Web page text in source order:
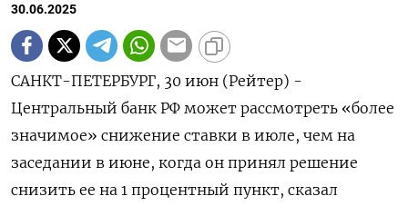
30.06.2025
САНКТ-ПЕТЕРБУРГ, 30 июн (Рейтер) -
Центральный банк РФ может рассмотреть «более
значимое» снижение ставки в июле, чем на
заседании в июне, когда он принял решение
снизить ее на 1 процентный пункт, сказал